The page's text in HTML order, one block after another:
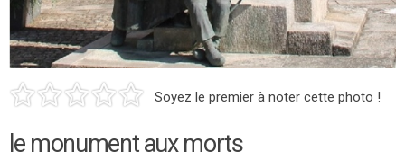
Soyez le premier à noter cette photo !
le monument aux morts